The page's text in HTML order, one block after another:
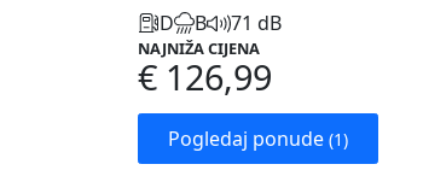
D B 71 dB
NAJNIŽA CIJENA
€ 126,99
Pogledaj ponude (1)